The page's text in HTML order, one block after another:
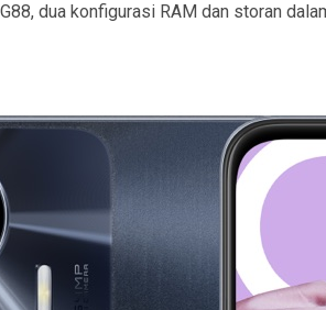
dua konfigurasi RAM dan storan